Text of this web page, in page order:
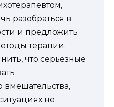
разобраться в
и предложить
терапии.
что серьезные
вмешательства,
не